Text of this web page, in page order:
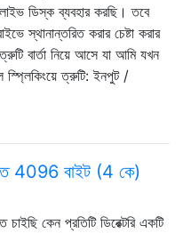
ডিস্ক ব্যবহার করছি। তবে
স্থানান্তরিত করার চেষ্টা করার
বার্তা নিয়ে আসে যা আমি যখন
স্প্লিকিংয়ে ত্রুটি: ইনপুট /
4096 বাইট (4 কে)
কেন প্রতিটি ডিরেক্টরি একটি